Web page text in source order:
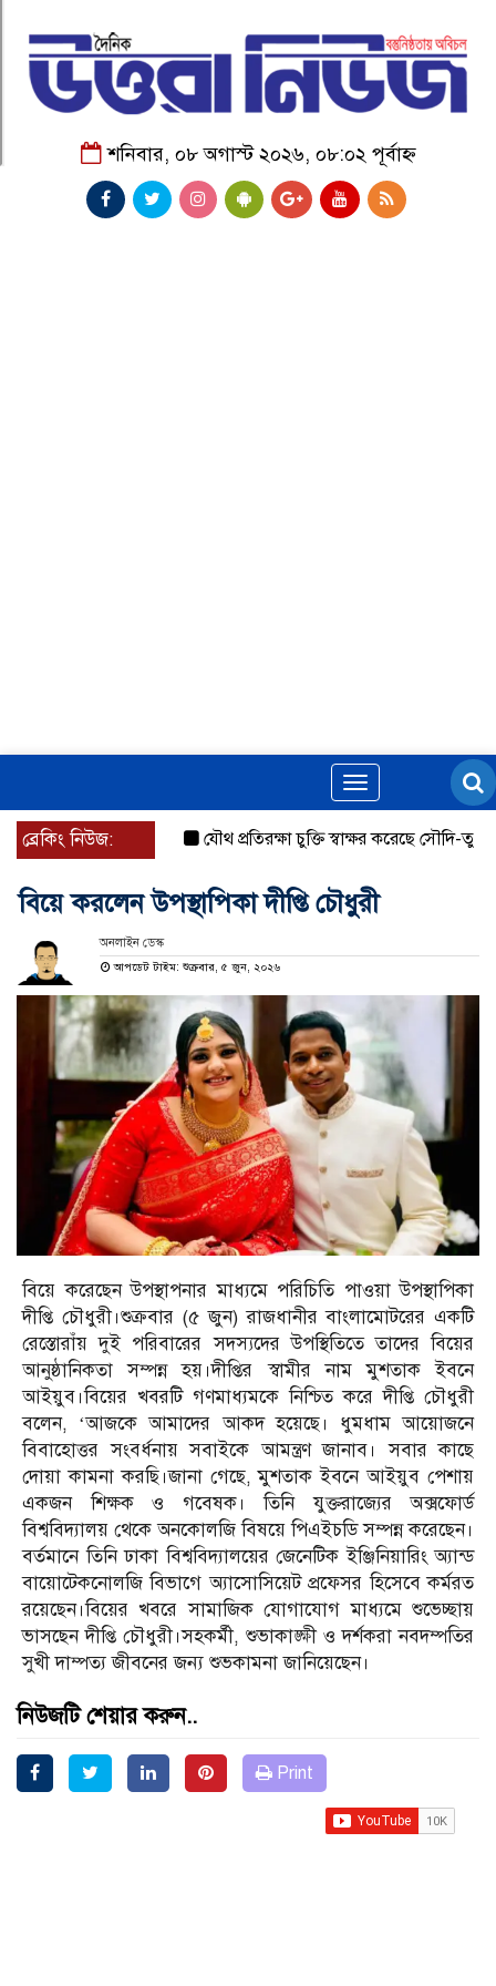
শনিবার, ০৮ অগাস্ট ২০২৬, ০৮:০২ পূর্বাহ্ন
Toggle
navigation
ব্রেকিং নিউজ: যৌথ প্রতিরক্ষা চুক্তি স্বাক্ষর করেছে সৌদি-তুরস্ক-
বিয়ে করলেন উপস্থাপিকা দীপ্তি চৌধুরী
অনলাইন ডেস্ক
আপডেট টাইম: শুক্রবার, ৫ জুন, ২০২৬
বিয়ে করেছেন উপস্থাপনার মাধ্যমে পরিচিতি পাওয়া উপস্থাপিকা
দীপ্তি চৌধুরী।শুক্রবার (৫ জুন) রাজধানীর বাংলামোটরের একটি
রেস্তোরাঁয় দুই পরিবারের সদস্যদের উপস্থিতিতে তাদের বিয়ের
আনুষ্ঠানিকতা সম্পন্ন হয়।দীপ্তির স্বামীর নাম মুশতাক ইবনে
আইয়ুব।বিয়ের খবরটি গণমাধ্যমকে নিশ্চিত করে দীপ্তি চৌধুরী
বলেন, ‘আজকে আমাদের আকদ হয়েছে। ধুমধাম আয়োজনে
বিবাহোত্তর সংবর্ধনায় সবাইকে আমন্ত্রণ জানাব। সবার কাছে
দোয়া কামনা করছি।জানা গেছে, মুশতাক ইবনে আইয়ুব পেশায়
একজন শিক্ষক ও গবেষক। তিনি যুক্তরাজ্যের অক্সফোর্ড
বিশ্ববিদ্যালয় থেকে অনকোলজি বিষয়ে পিএইচডি সম্পন্ন করেছেন।
বর্তমানে তিনি ঢাকা বিশ্ববিদ্যালয়ের জেনেটিক ইঞ্জিনিয়ারিং অ্যান্ড
বায়োটেকনোলজি বিভাগে অ্যাসোসিয়েট প্রফেসর হিসেবে কর্মরত
রয়েছেন।বিয়ের খবরে সামাজিক যোগাযোগ মাধ্যমে শুভেচ্ছায়
ভাসছেন দীপ্তি চৌধুরী।সহকর্মী, শুভাকাঙ্ক্ষী ও দর্শকরা নবদম্পতির
সুখী দাম্পত্য জীবনের জন্য শুভকামনা জানিয়েছেন।
নিউজটি শেয়ার করুন..
Print